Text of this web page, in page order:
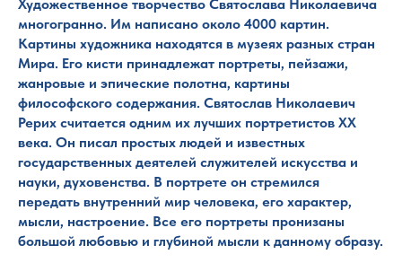
Художественное творчество Святослава Николаевича
многогранно. Им написано около 4000 картин.
Картины художника находятся в музеях разных стран
Мира. Его кисти принадлежат портреты, пейзажи,
жанровые и эпические полотна, картины
философского содержания. Святослав Николаевич
Рерих считается одним их лучших портретистов ХХ
века. Он писал простых людей и известных
государственных деятелей служителей искусства и
науки, духовенства. В портрете он стремился
передать внутренний мир человека, его характер,
мысли, настроение. Все его портреты пронизаны
большой любовью и глубиной мысли к данному образу.